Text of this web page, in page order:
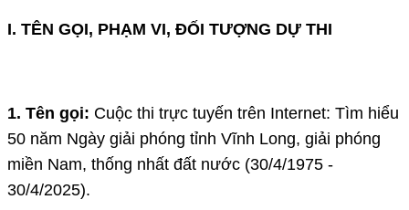
I. TÊN GỌI, PHẠM VI, ĐỐI TƯỢNG DỰ THI
1. Tên gọi: Cuộc thi trực tuyến trên Internet: Tìm hiểu
50 năm Ngày giải phóng tỉnh Vĩnh Long, giải phóng
miền Nam, thống nhất đất nước (30/4/1975 -
30/4/2025).